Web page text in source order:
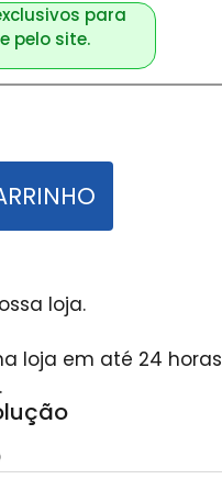
para
pelo site.
loja.
loja em até 24 horas